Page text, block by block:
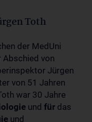
Toth
der MedUni
Abschied von
Jürgen
von 51 Jahren
war 30 Jahre
und für das
und